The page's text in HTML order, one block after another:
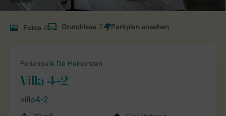
Fotos 8 Grundrisse 2
Ferienpark De Heihorsten
Villa 4+2
villa4-2